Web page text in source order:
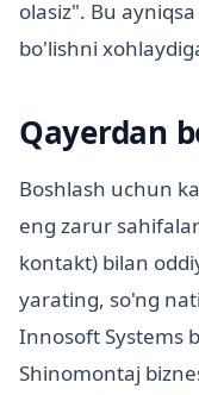
olasiz". Bu
bo'lishni
Qayerdan
Boshlash uchun
eng zarur
kontakt) bilan
yarating, so'ng
Innosoft Systems
Shinomontaj